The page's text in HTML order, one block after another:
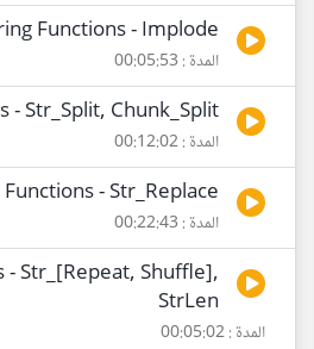
Functions - Implode
المدة : 00:05:53
- Str_Split, Chunk_Split
المدة : 00:12:02
- Str_Replace
المدة : 00:22:43
- Str_[Repeat, Shuffle],
StrLen
المدة : 00:05:02